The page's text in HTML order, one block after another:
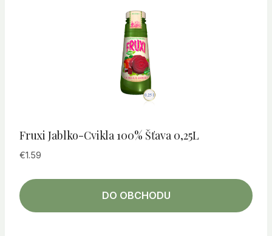
Fruxi Jablko-Cvikla 100% Šťava 0,25L
€1.59
DO OBCHODU